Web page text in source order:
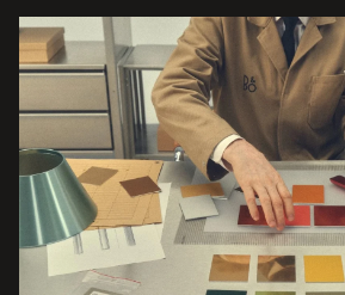
Event-billede